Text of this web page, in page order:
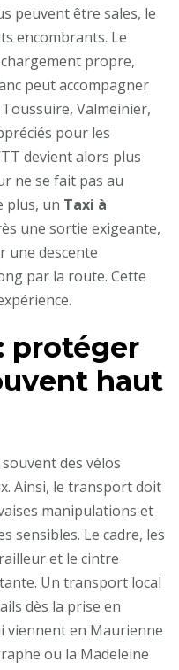
peuvent être sales, le
encombrants. Le
propre,
peut accompagner
Valmeinier,
pour les
devient alors plus
ne se fait pas au
plus, un Taxi à
une sortie exigeante,
une descente
par la route. Cette
protéger
haut
des vélos
Ainsi, le transport doit
manipulations et
sensibles. Le cadre, les
et le cintre
Un transport local
dès la prise en
viennent en Maurienne
ou la Madeleine